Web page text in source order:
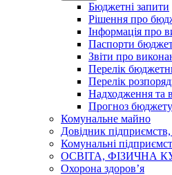
Бюджетні запити
Рішення про
Інформація про
Паспорти
Звіти про
Перелік
Перелік
Надходження та
Прогноз
Комунальне майно
Довідник
Комунальні
ОСВІТА, ФІЗИЧНА
Охорона здоров’я